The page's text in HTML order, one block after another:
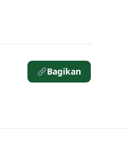
Bagikan